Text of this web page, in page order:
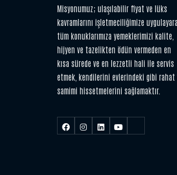
Misyonumuz; ulaşılabilir fiyat ve lüks
kavramlarını işletmeciliğimize
tüm konuklarımıza yemeklerimizi kalite,
hijyen ve tazelikten ödün vermeden en
kısa sürede ve en lezzetli hali ile servis
etmek, kendilerini evlerindeki gibi rahat
samimi hissetmelerini sağlamaktır.